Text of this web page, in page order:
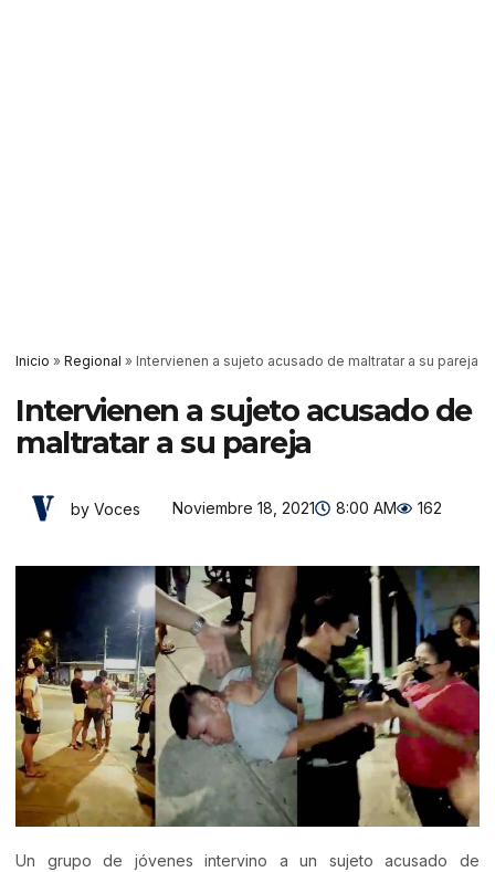
Inicio » Regional » Intervienen a sujeto acusado de maltratar a su pareja
Intervienen a sujeto acusado de
maltratar a su pareja
by Voces Noviembre 18, 2021 8:00 AM 162
Un grupo de jóvenes intervino a un sujeto acusado de